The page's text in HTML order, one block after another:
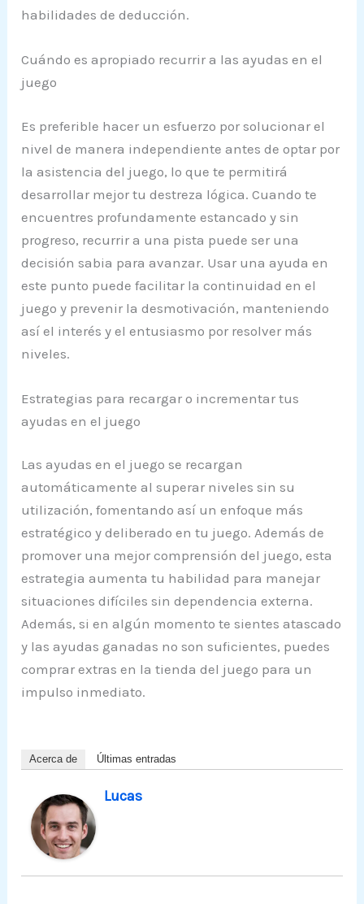
habilidades de deducción.
Cuándo es apropiado recurrir a las ayudas en el
juego
Es preferible hacer un esfuerzo por solucionar el
nivel de manera independiente antes de optar por
la asistencia del juego, lo que te permitirá
desarrollar mejor tu destreza lógica. Cuando te
encuentres profundamente estancado y sin
progreso, recurrir a una pista puede ser una
decisión sabia para avanzar. Usar una ayuda en
este punto puede facilitar la continuidad en el
juego y prevenir la desmotivación, manteniendo
así el interés y el entusiasmo por resolver más
niveles.
Estrategias para recargar o incrementar tus
ayudas en el juego
Las ayudas en el juego se recargan
automáticamente al superar niveles sin su
utilización, fomentando así un enfoque más
estratégico y deliberado en tu juego. Además de
promover una mejor comprensión del juego, esta
estrategia aumenta tu habilidad para manejar
situaciones difíciles sin dependencia externa.
Además, si en algún momento te sientes atascado
y las ayudas ganadas no son suficientes, puedes
comprar extras en la tienda del juego para un
impulso inmediato.
Acerca de Últimas entradas
Lucas